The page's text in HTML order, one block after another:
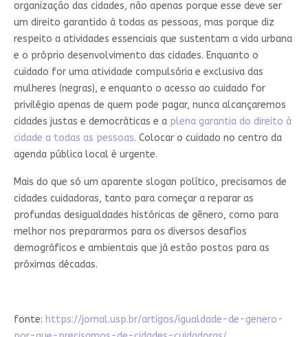
organização das cidades, não apenas porque esse deve ser
um direito garantido à todas as pessoas, mas porque diz
respeito a atividades essenciais que sustentam a vida urbana
e o próprio desenvolvimento das cidades. Enquanto o
cuidado for uma atividade compulsória e exclusiva das
mulheres (negras), e enquanto o acesso ao cuidado for
privilégio apenas de quem pode pagar, nunca alcançaremos
cidades justas e democráticas e a plena garantia do direito à
cidade a todas as pessoas. Colocar o cuidado no centro da
agenda pública local é urgente.
Mais do que só um aparente slogan político, precisamos de
cidades cuidadoras, tanto para começar a reparar as
profundas desigualdades históricas de gênero, como para
melhor nos prepararmos para os diversos desafios
demográficos e ambientais que já estão postos para as
próximas décadas.
fonte: https://jornal.usp.br/artigos/igualdade-de-genero-